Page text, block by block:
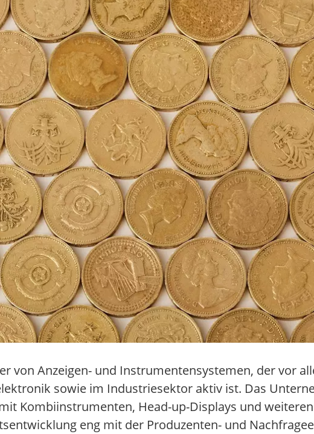
von Anzeigen- und Instrumentensystemen, der vor
sowie im Industriesektor aktiv ist. Das
Kombiinstrumenten, Head-up-Displays und weiteren
eng mit der Produzenten- und